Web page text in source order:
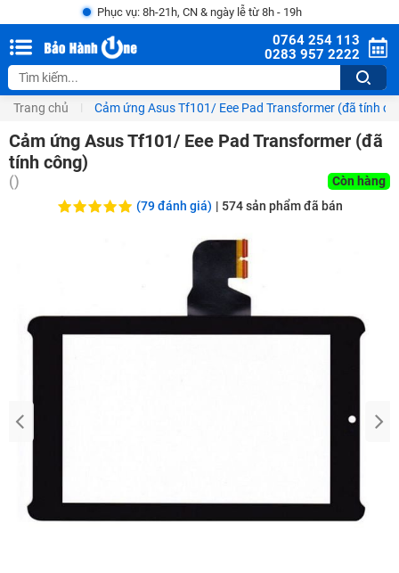
Phục vụ: 8h-21h, CN & ngày lễ từ 8h - 19h
0764 254 113
0283 957 2222
Trang chủ Cảm ứng Asus Tf101/ Eee Pad Transformer (đã tính
Cảm ứng Asus Tf101/ Eee Pad Transformer (đã
tính công)
()
Còn hàng
(79 đánh giá) | 574sản phẩm đã bán